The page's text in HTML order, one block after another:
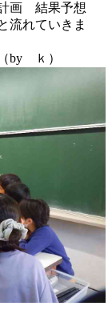
計画 結果予想
れていきま
by ｋ）